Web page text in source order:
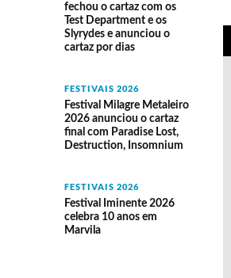
fechou o cartaz com os
Test Department e os
Slyrydes e anunciou o
cartaz por dias
FESTIVAIS 2026
Festival Milagre Metaleiro
2026 anunciou o cartaz
final com Paradise Lost,
Destruction, Insomnium
FESTIVAIS 2026
Festival Iminente 2026
celebra 10 anos em
Marvila